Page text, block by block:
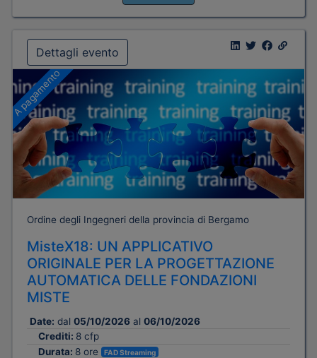
Dettagli evento
A pagamento
Ordine degli Ingegneri della provincia di Bergamo
MisteX18: UN APPLICATIVO
ORIGINALE PER LA PROGETTAZIONE
AUTOMATICA DELLE FONDAZIONI
MISTE
Date: dal 05/10/2026 al 06/10/2026
Crediti: 8 cfp
Durata: 8 ore FAD Streaming